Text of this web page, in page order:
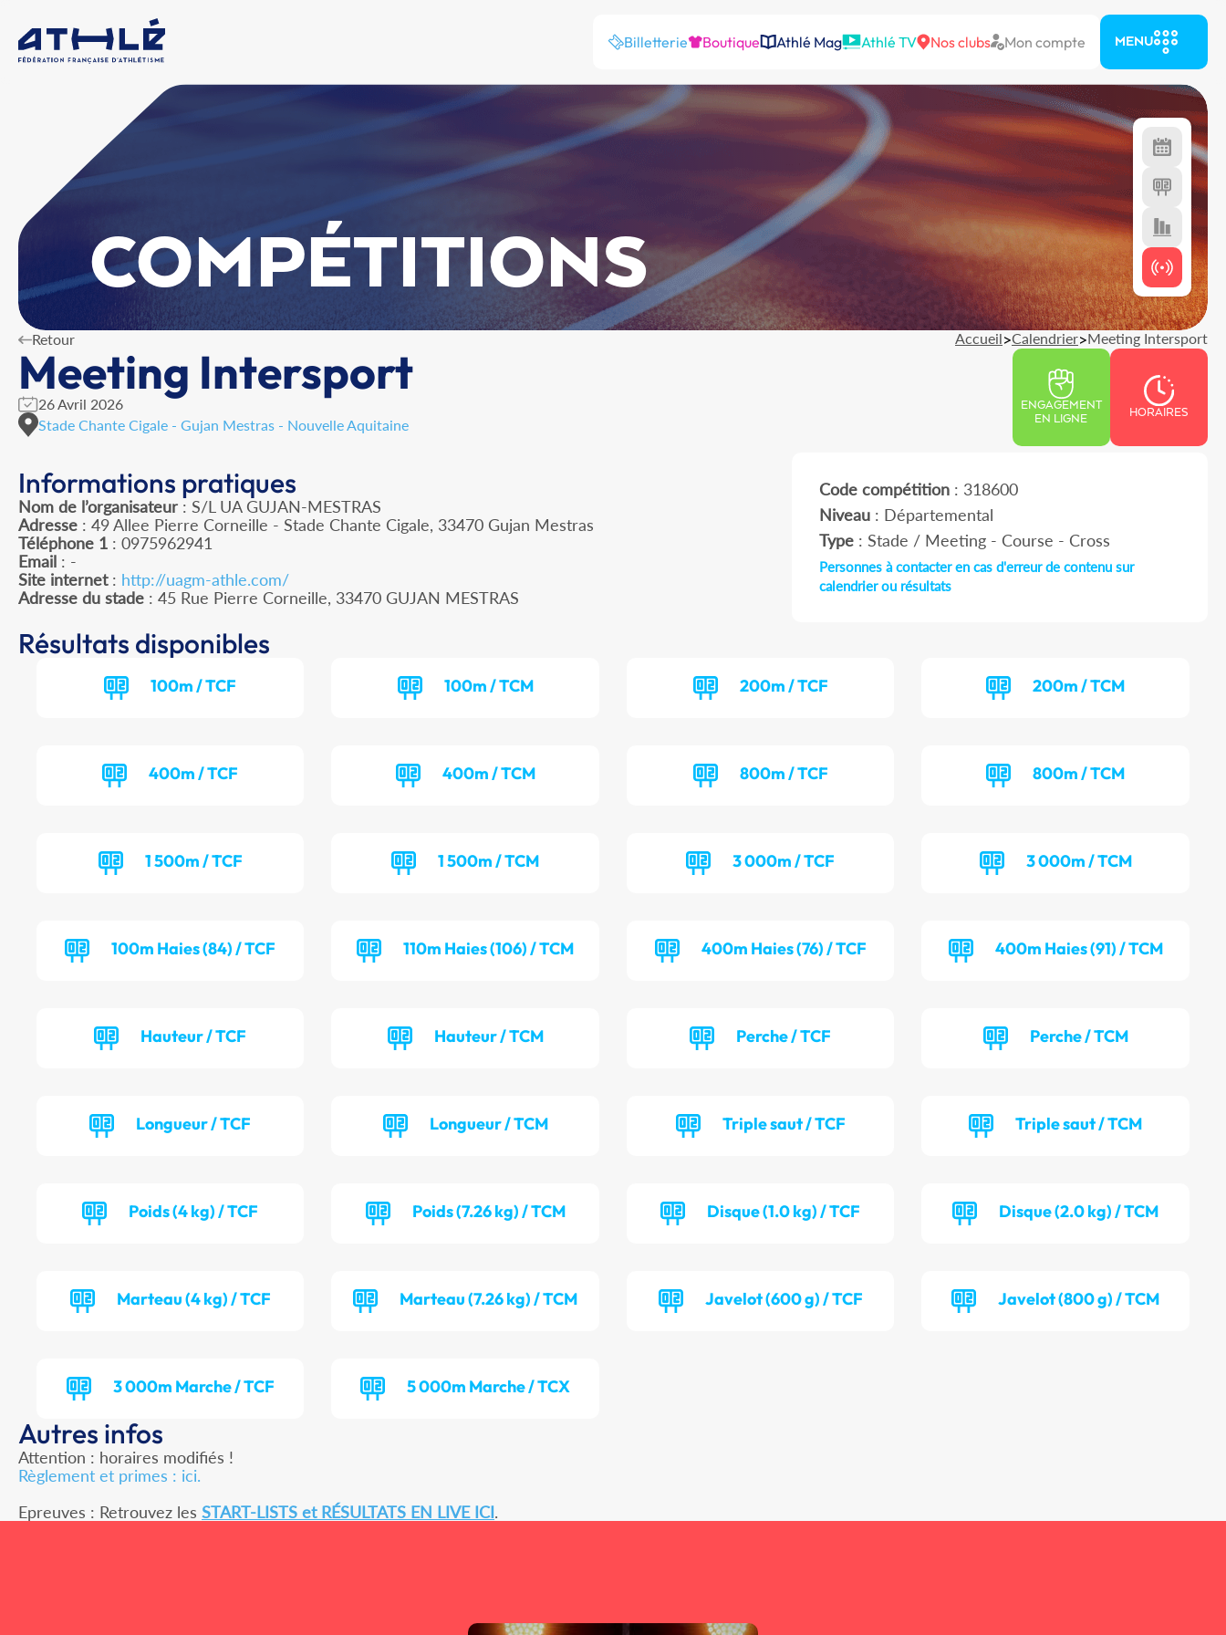
Billetterie Boutique Athlé Mag Athlé TV Nos clubs Mon compte MENU
COMPÉTITIONS
Retour Accueil>Calendrier>Meeting Intersport
Meeting Intersport
26 Avril 2026
Stade Chante Cigale - Gujan Mestras - Nouvelle Aquitaine
ENGAGEMENT
EN LIGNE
HORAIRES
Informations pratiques
Nom de l’organisateur : S/L UA GUJAN-MESTRAS
Adresse : 49 Allee Pierre Corneille - Stade Chante Cigale, 33470 Gujan Mestras
Téléphone 1 : 0975962941
Email : -
Site internet: http://uagm-athle.com/
Adresse du stade : 45 Rue Pierre Corneille, 33470 GUJAN MESTRAS
Code compétition: 318600
Niveau: Départemental
Type: Stade / Meeting - Course - Cross
Personnes à contacter en cas d'erreur de contenu sur
calendrier ou résultats
Résultats disponibles
100m / TCF 100m / TCM 200m / TCF 200m / TCM
400m / TCF 400m / TCM 800m / TCF 800m / TCM
1 500m / TCF 1 500m / TCM 3 000m / TCF 3 000m / TCM
100m Haies (84) / TCF 110m Haies (106) / TCM 400m Haies (76) / TCF 400m Haies (91) / TCM
Hauteur / TCF Hauteur / TCM Perche / TCF Perche / TCM
Longueur / TCF Longueur / TCM Triple saut / TCF Triple saut / TCM
Poids (4 kg) / TCF Poids (7.26 kg) / TCM Disque (1.0 kg) / TCF Disque (2.0 kg) / TCM
Marteau (4 kg) / TCF Marteau (7.26 kg) / TCM Javelot (600 g) / TCF Javelot (800 g) / TCM
3 000m Marche / TCF 5 000m Marche / TCX
Autres infos
Attention : horaires modifiés !
Règlement et primes : ici.
Epreuves : Retrouvez les START-LISTS et RÉSULTATS EN LIVE ICI.